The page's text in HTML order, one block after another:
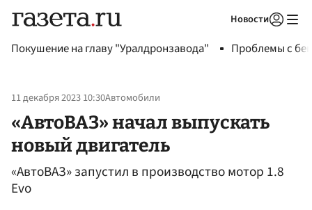
Новости
Покушение на главу "Уралдронзавода" Проблемы с
11 декабря 2023 10:30Автомобили
«АвтоВАЗ» начал выпускать
новый двигатель
«АвтоВАЗ» запустил в производство мотор 1.8
Evo